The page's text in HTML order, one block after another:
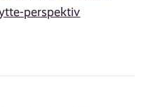
perspektiv